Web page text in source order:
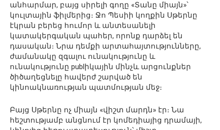
անհարմար, բայց սիրելի գողը «Տանը միայն»՝
կուլտային ֆիլմերից։ Ջո Պեսիի կողքին Սթերնը
էկրան բերեց հումոր և անտեսանելի
կատակերգական պահեր, որոնք դարձել են
դասական։ Նրա դեմքի արտահայտությունները,
ժամանակը զգալու ունակությունը և
ունակությունը publիկային մինչև արցունքներ
ծիծաղեցնելը հավերժ շարված են
կինոակնառության պատմության մեջ։
Բայց Սթերնը ոչ միայն «վիշտ մարդն» էր։ Նա
հեշտությամբ անցնում էր կոմեդիայից դրամայի,